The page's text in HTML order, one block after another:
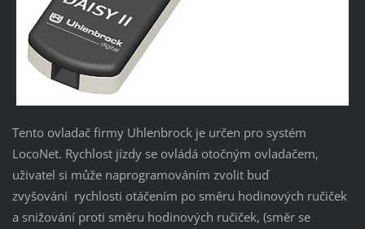
Tento ovladač firmy Uhlenbrock je určen pro systém
LocoNet. Rychlost jízdy se ovládá otočným ovladačem,
uživatel si může naprogramováním zvolit buď
zvyšování rychlosti otáčením po směru hodinových ručiček
a snižování proti směru hodinových ručiček, (směr se